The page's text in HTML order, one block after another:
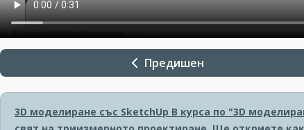
Предишен
3D моделиране със SketchUp В курса по "3D